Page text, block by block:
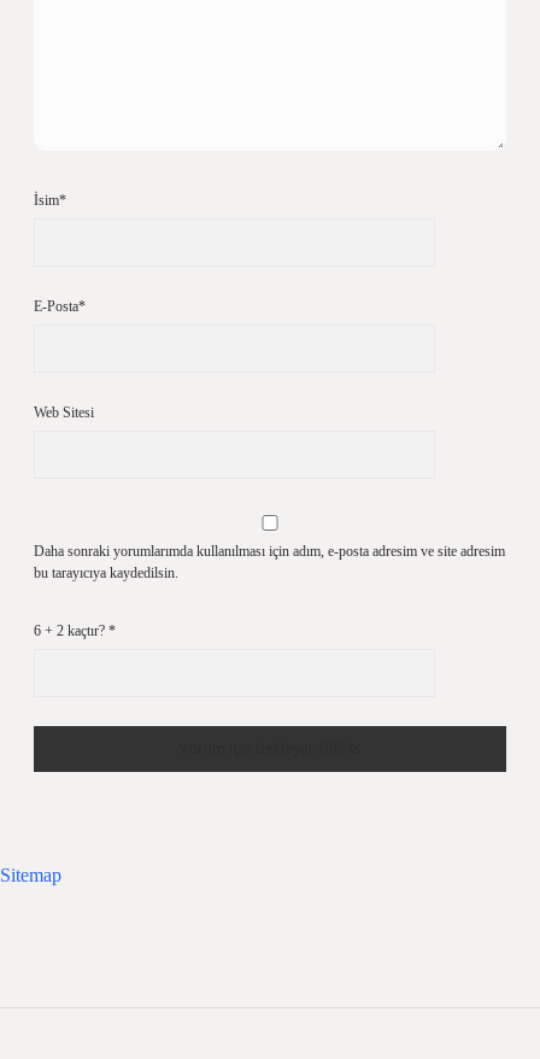
İsim*
E-Posta*
Web Sitesi
Daha sonraki yorumlarımda kullanılması için adım, e-posta adresim ve site adresim
bu tarayıcıya kaydedilsin.
6 + 2 kaçtır? *
Sitemap